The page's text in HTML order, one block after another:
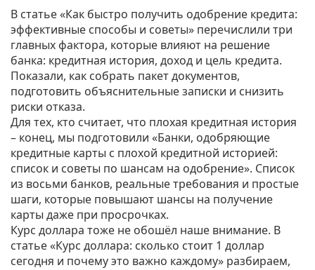
В статье «Как быстро получить одобрение кредита:
эффективные способы и советы» перечислили три
главных фактора, которые влияют на решение
банка: кредитная история, доход и цель кредита.
Показали, как собрать пакет документов,
подготовить объяснительные записки и снизить
риски отказа.
Для тех, кто считает, что плохая кредитная история
– конец, мы подготовили «Банки, одобряющие
кредитные карты с плохой кредитной историей:
список и советы по шансам на одобрение». Список
из восьми банков, реальные требования и простые
шаги, которые повышают шансы на получение
карты даже при просрочках.
Курс доллара тоже не обошёл наше внимание. В
статье «Курс доллара: сколько стоит 1 доллар
сегодня и почему это важно каждому» разбираем,